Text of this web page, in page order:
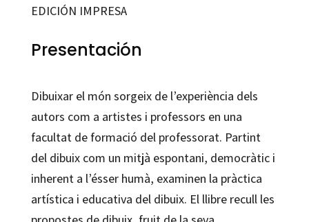
EDICIÓN IMPRESA
Presentación
Dibuixar el món sorgeix de l’experiència dels
autors com a artistes i professors en una
facultat de formació del professorat. Partint
del dibuix com un mitjà espontani, democràtic i
inherent a l’ésser humà, examinen la pràctica
artística i educativa del dibuix. El llibre recull les